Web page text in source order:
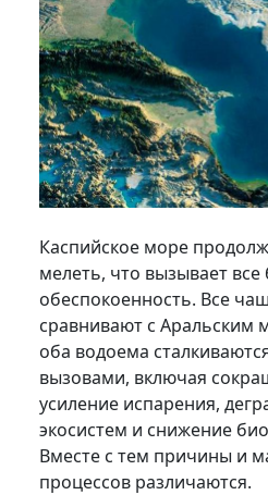
Каспийское море
мелеть, что вызывает
обеспокоенность. Все
сравнивают с Аральским
оба водоема
вызовами, включая
усиление испарения,
экосистем и снижение
Вместе с тем причины и
процессов различаются.